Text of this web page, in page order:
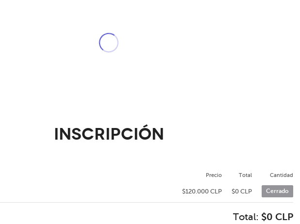
Inscripción
Precio Total Cantidad
$120.000 CLP $0 CLP Cerrado
Total: $0 CLP